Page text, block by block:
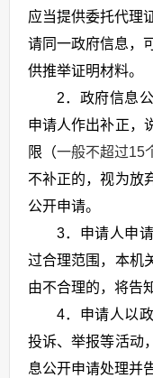
应当提供委托代理
请同一政府信息，
供推举证明材料。
2．政府信息
申请人作出补正，
限 （一般不超过15
不补正的，视为放
公开申请。
3．申请人申
过合理范围，本机
由不合理的，将告
4．申请人以
投诉、举报等活动
息公开申请处理并